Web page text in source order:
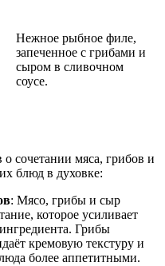
Нежное рыбное филе,
запеченное с грибами и
сыром в сливочном
соусе.
сочетании мяса, грибов и
блюд в духовке:
: Мясо, грибы и сыр
которое усиливает
Грибы
кремовую текстуру и
более аппетитными.